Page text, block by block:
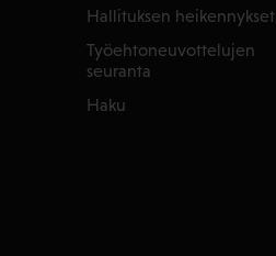
Hallituksen heikennykset
Työehtoneuvottelujen
seuranta
Haku